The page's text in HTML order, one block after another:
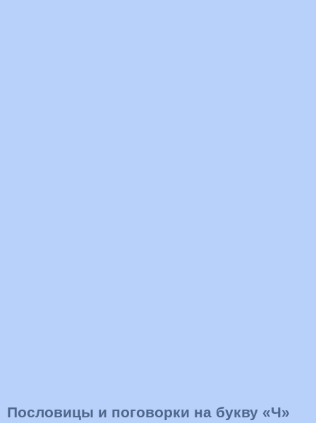
Пословицы и поговорки на букву «Ч»